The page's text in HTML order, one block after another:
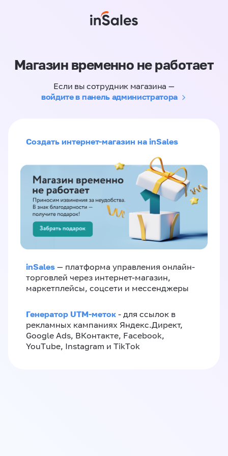
Магазин временно не работает
Если вы сотрудник магазина —
войдите в панель администратора
Создать интернет-магазин на inSales
inSales — платформа управления онлайн-
торговлей через интернет-магазин,
маркетплейсы, соцсети и мессенджеры
Генератор UTM-меток - для ссылок в
рекламных кампаниях Яндекс.Директ,
Google Ads, ВКонтакте, Facebook,
YouTube, Instagram и TikTok